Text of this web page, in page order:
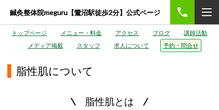
鍼灸整体院meguru【鷺沼駅徒歩2分】公式ページ
トップページ メニュー・料金 アクセス ブログ
講師活動
メディア掲載
スタッフ 求人について 予約・問合せ
脂性肌について
脂性肌とは